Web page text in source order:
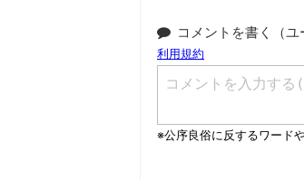
コメントを書く（ユ